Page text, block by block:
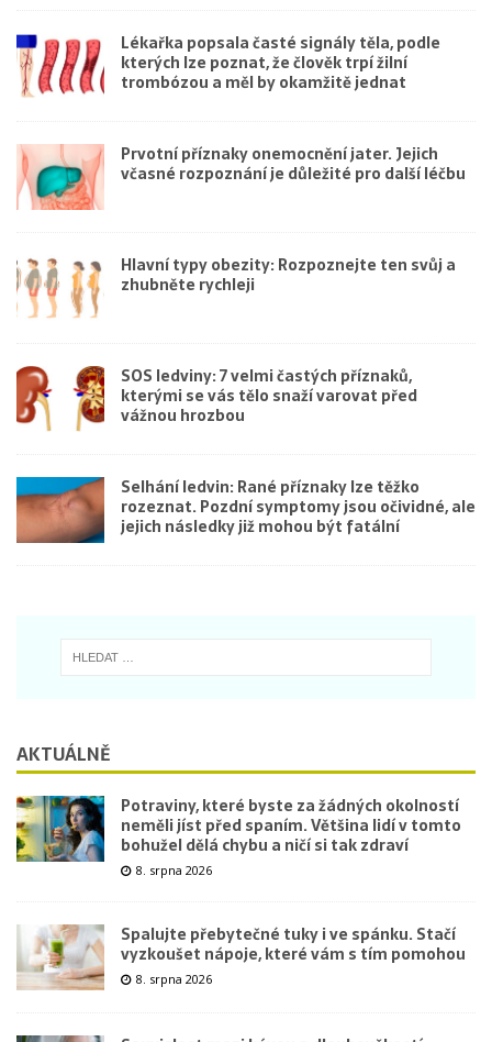
Lékařka popsala časté signály těla, podle
kterých lze poznat, že člověk trpí žilní
trombózou a měl by okamžitě jednat
Prvotní příznaky onemocnění jater. Jejich
včasné rozpoznání je důležité pro další léčbu
Hlavní typy obezity: Rozpoznejte ten svůj a
zhubněte rychleji
SOS ledviny: 7 velmi častých příznaků,
kterými se vás tělo snaží varovat před
vážnou hrozbou
Selhání ledvin: Rané příznaky lze těžko
rozeznat. Pozdní symptomy jsou očividné, ale
jejich následky již mohou být fatální
AKTUÁLNĚ
Potraviny, které byste za žádných okolností
neměli jíst před spaním. Většina lidí v tomto
bohužel dělá chybu a ničí si tak zdraví
8. srpna 2026
Spalujte přebytečné tuky i ve spánku. Stačí
vyzkoušet nápoje, které vám s tím pomohou
8. srpna 2026